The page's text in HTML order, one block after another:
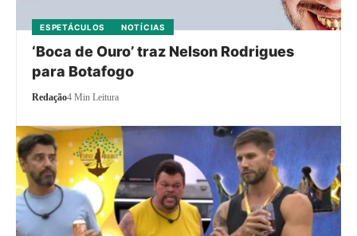
ESPETÁCULOS NOTÍCIAS
‘Boca de Ouro’ traz Nelson Rodrigues
para Botafogo
Redação4 Min Leitura